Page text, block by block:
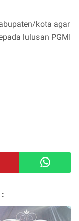
kota agar
lulusan PGMI